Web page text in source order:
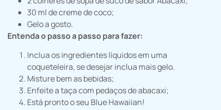
30 ml de creme de coco;
Gelo a gosto.
Entenda o passo a passo para fazer:
Inclua os ingredientes líquidos em uma
coqueteleira, se desejar inclua mais gelo.
Misture bem as bebidas;
Enfeite a taça com pedaços de abacaxi;
Está pronto o seu Blue Hawaiian!